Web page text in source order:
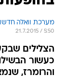
מערכת וואלה
21.7.2015 / 5:50
הצלילים
כעשור
והרומרז,